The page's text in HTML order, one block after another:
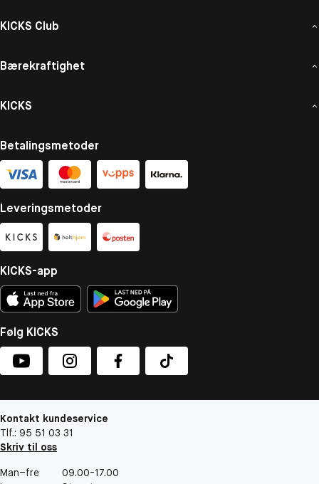
KICKS Club
Bærekraftighet
KICKS
Betalingsmetoder
Leveringsmetoder
KICKS-app
Følg KICKS
Kontakt kundeservice
Tlf.: 95 51 03 31
Skriv til oss
Man–fre
09.00-17.00